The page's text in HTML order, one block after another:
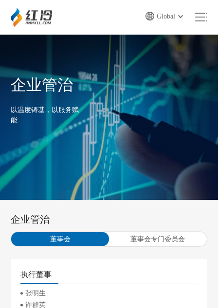
Global
企业管治
以温度铸基，以服务赋
能
企业管治
董事会 董事会专门委员会
执行董事
张明生
许群英